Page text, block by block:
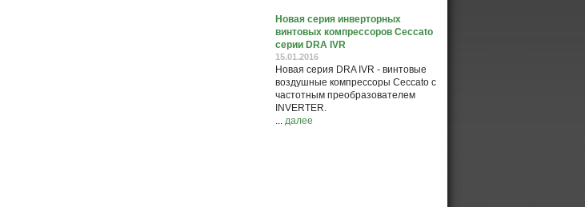
Новая серия инверторных
винтовых компрессоров Ceccato
серии DRA IVR
15.01.2016
Новая серия DRA IVR - винтовые
воздушные компрессоры Ceccato с
частотным преобразователем
INVERTER.
... далее